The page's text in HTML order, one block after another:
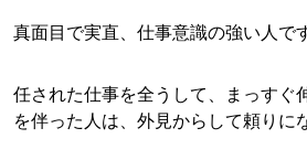
真面目で実直、仕事意識の強い人です
任された仕事を全うして、まっすぐ
を伴った人は、外見からして頼りに